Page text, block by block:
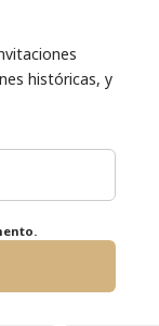
históricas, y